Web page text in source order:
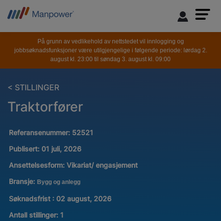
På grunn av vedlikehold av nettstedet vil innlogging og
jobbsøknadsfunksjoner være utilgjengelige i følgende periode: lørdag 2.
august kl. 23:00 til søndag 3. august kl. 09:00
< STILLINGER
Traktorfører
Referansenummer: 52521
Publisert: 01 juli, 2026
Ansettelsesform: Vikariat/ engasjement
Bransje: Bygg og anlegg
Søknadsfrist : 02 august, 2026
Antall stillinger: 1